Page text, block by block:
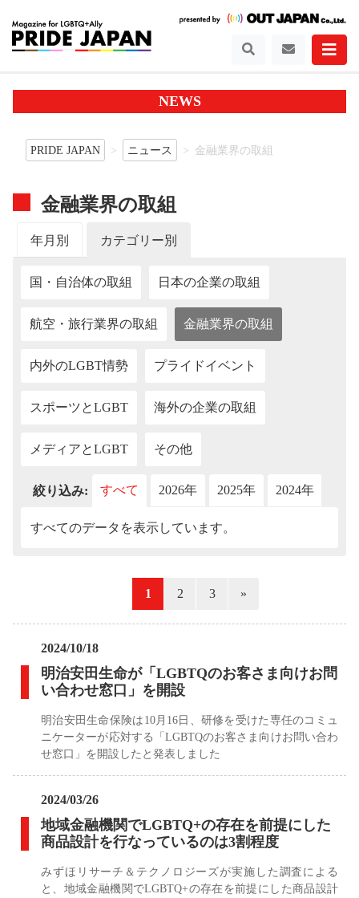
NEWS
PRIDE JAPAN ニュース 金融業界の取組
金融業界の取組
年月別 カテゴリー別
国・自治体の取組 日本の企業の取組
航空・旅行業界の取組 金融業界の取組
内外のLGBT情勢 プライドイベント
スポーツとLGBT 海外の企業の取組
メディアとLGBT その他
絞り込み: すべて 2026年 2025年 2024年
すべてのデータを表示しています。
1 2 3 »
2024/10/18
明治安田生命が「LGBTQのお客さま向けお問
い合わせ窓口」を開設
明治安田生命保険は10月16日、研修を受けた専任のコミュ
ニケーターが応対する「LGBTQのお客さま向けお問い合わ
せ窓口」を開設したと発表しました
2024/03/26
地域金融機関でLGBTQ+の存在を前提にした
商品設計を行なっているのは3割程度
みずほリサーチ＆テクノロジーズが実施した調査による
と、地域金融機関でLGBTQ+の存在を前提にした商品設計